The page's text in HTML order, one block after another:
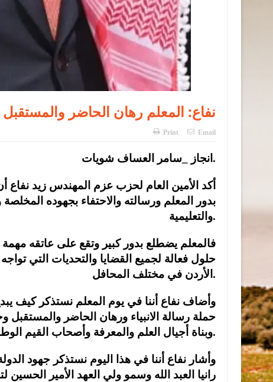
نفاع: المعلم رهان الحاضر
Print Email
انجاز _سامر العساف شويات.
أكد الأمين العام لحزب عزم المهندس زيد نفاع
بدور المعلم ورسالته والاحتفاء بجهوده
والتعليمية.
فالمعلم يضطلع بدور كبير وتقع على عاتقه مهمة
حلول فعالة لجميع القضايا والتحديات التي
الأردن في مختلف المحافل.
وأضاف نفاع أننا في يوم المعلم نستذكر كيف
حملة رسالة الانبياء ورهان الحاضر
وبناة أجيال العلم والمعرفة وأصحاب القيم الوطنية والاخلاقية والثوابت الراسخة لبناء الوطن ومستقبلة.
وأشار نفاع أننا في هذا اليوم نستذكر جهود الدولة
رانيا العبد الله وسمو ولي العهد الأمير الحسين